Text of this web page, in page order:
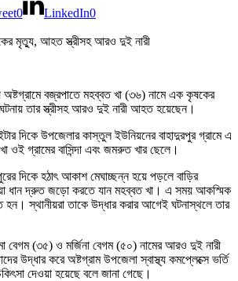
0 LinkedIn0
অষ্টগ্রামে বজ্রপাতে মহব্বত খা (৩৬) নামে এক কৃষকের
তার স্ত্রীসহ আরও দুই নারী আহত হয়েছেন।
দিকে উপজেলার কাস্তুল ইউনিয়নের বাহাদুরপুর গ্রামে এ
ওই গ্রামের বাসিন্দা এবং জমরুত খার ছেলে।
দিকে হঠাৎ আকাশ মেঘাচ্ছন্ন হয়ে পড়লে বাড়ির
ধান দ্রুত জড়ো করতে যান মহব্বত খা। এ সময় আকস্মিক
স্থানীয়রা তাকে উদ্ধার করার আগেই ঘটনাস্থলে তার
বেগম (৩৫) ও মর্জিনা বেগম (৫০) নামের আরও দুই নারী
উদ্ধার করে অষ্টগ্রাম উপজেলা স্বাস্থ্য কমপ্লেক্সে ভর্তি
দেওয়া হয়েছে বলে জানা গেছে।